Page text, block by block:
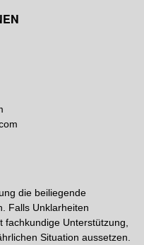
die beiliegende
Falls Unklarheiten
Unterstützung,
Situation aussetzen.